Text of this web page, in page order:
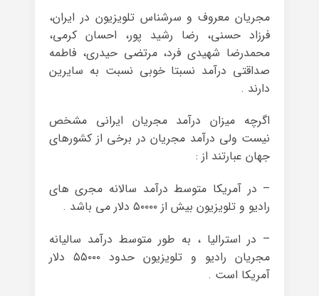
مجریان معروف و سرشناس تلویزیون در ایران،
فرزاد حسنی، رضا رشید پور، احسان کرمی،
محمدرضا شهیدی فرد، مرتضی حیدری، فاطمه
صداقتی درآمد نسبتا خوبی نسبت به سایرین
دارند .
اگرچه میزان درآمد مجریان ایرانی مشخص
نیست ولی درآمد مجریان در برخی از کشورهای
جهان عبارتند از :
– در آمریکا متوسط درآمد سالانه مجری های
رادیو و تلویزیون بیش از ۵۰۰۰۰ دلار می باشد .
– در استرالیا ، به طور متوسط درآمد سالیانه
مجریان رادیو و تلویزیون حدود ۵۵۰۰۰ دلار
آمریکا است .